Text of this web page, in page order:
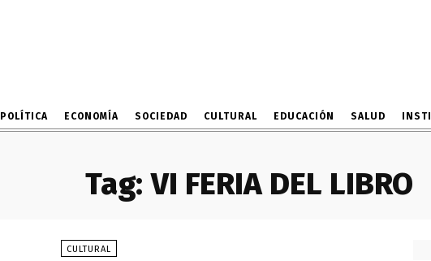
POLÍTICA ECONOMÍA SOCIEDAD CULTURAL EDUCACIÓN SALUD
Tag: VI FERIA DEL LIBRO
CULTURAL